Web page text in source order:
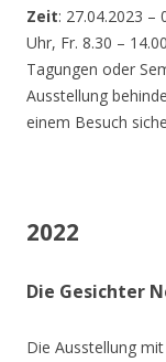
Zeit: 27.04.2023 –
Uhr, Fr. 8.30 –
Tagungen oder
Ausstellung
einem Besuch
2022
Die Gesichter
Die Ausstellung